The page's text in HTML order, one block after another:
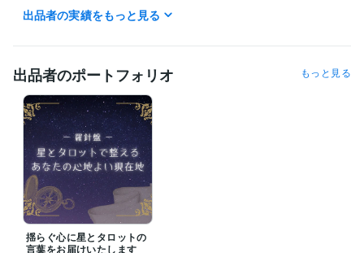
フォローをしていただけると割引クーポンを発行しておりますので、ぜ
ひご利用ください。
経験職種
ライフスタイル・その他 / 占い師
資格・検定
カラーコーディネーター 取得年 : 2003年
色彩検定1級 取得年 : 2004年
得意分野
占い タロットカード、西洋占星術
出品者の実績をもっと見る
出品者のポートフォリオ もっと見る
揺らぐ心に星とタロットの
言葉をお届けいたします